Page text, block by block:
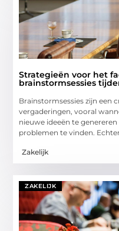
Strategieën voor het
brainstormsessies
Brainstormsessies zijn een
vergaderingen, vooral
nieuwe ideeën te
problemen te vinden.
Zakelijk
ZAKELIJK